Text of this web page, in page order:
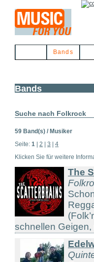
Bands
Bands
Suche nach Folkrock
59 Band(s) / Musiker
Seite: 1 2 3
4
Klicken Sie für weitere
The
schnellen Geigen,